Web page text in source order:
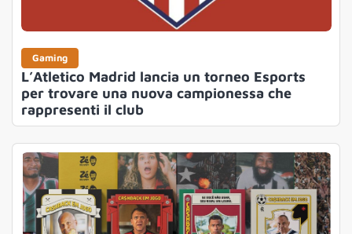
Gaming
L’Atletico Madrid lancia un torneo Esports
per trovare una nuova campionessa che
rappresenti il club